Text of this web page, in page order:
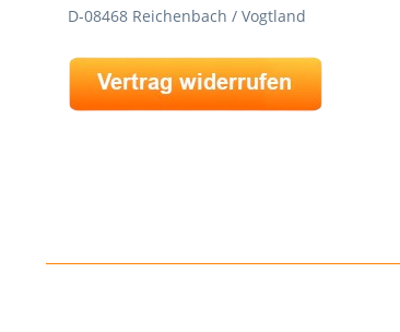
D-08468 Reichenbach / Vogtland